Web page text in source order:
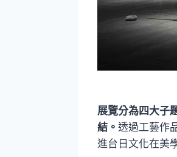
展覽分為四大子
結。 透過工藝作
進台日文化在美